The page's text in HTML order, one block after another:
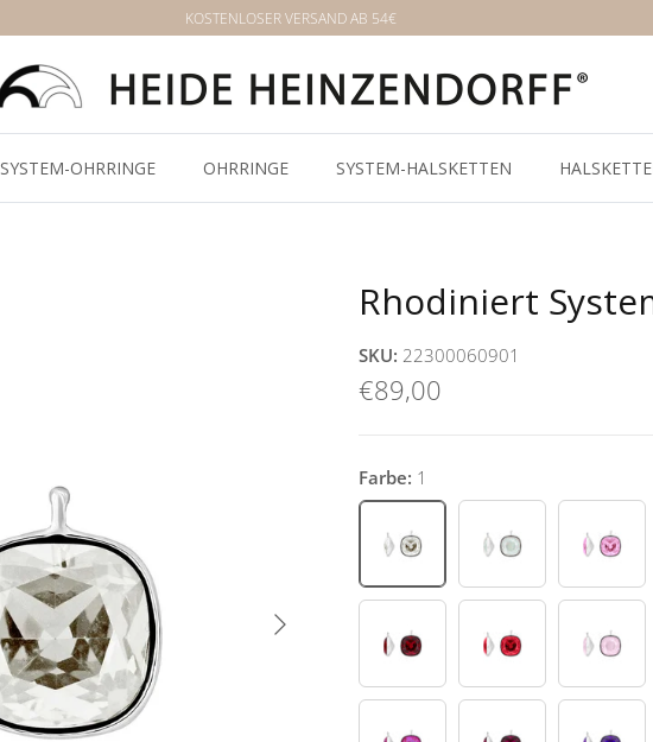
KOSTENLOSER VERSAND AB 54€
SYSTEM-OHRRINGE OHRRINGE SYSTEM-HALSKETTEN
Nächste
Rhodiniert
SKU: 22300060901
€89,00
Farbe: 1
1 4 11
15 20 22